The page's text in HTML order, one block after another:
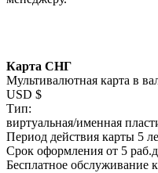
Карта СНГ
Мультивалютная карта в
USD $
Тип:
виртуальная/именная
Период действия карты 5
Срок оформления от 5
Бесплатное обслуживание